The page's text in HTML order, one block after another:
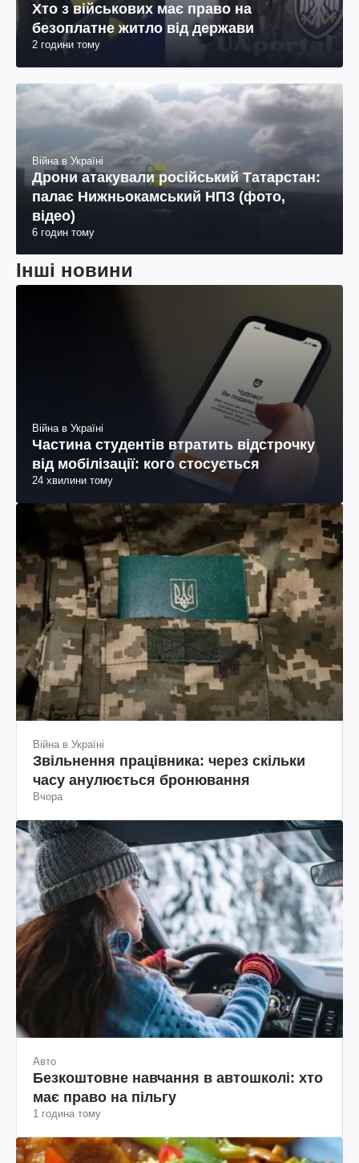
Хто з військових має право на
безоплатне житло від держави
2 години тому
Війна в Україні
Дрони атакували російський Татарстан:
палає Нижньокамський НПЗ (фото,
відео)
6 годин тому
Інші новини
Війна в Україні
Частина студентів втратить відстрочку
від мобілізації: кого стосується
24 хвилини тому
Війна в Україні
Звільнення працівника: через скільки
часу анулюється бронювання
Вчора
Авто
Безкоштовне навчання в автошколі: хто
має право на пільгу
1 година тому